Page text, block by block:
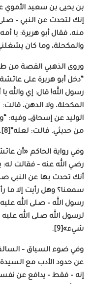
بن يحيى بن سعيد الأموي
إنك لتحدث عن النبي –
منه، فقال أبو هريرة: يا
والمكحلة، وما كان
وروى الذهبي القصة من
“دخل أبو هريرة على
رسول الله! قال: إي والله
المكحلة، ولا الدهن،
الوليد عن إسحاق، وفيه:
من حديثي. قالت: لعله”[8].
وفي رواية الحاكم «أن
رضي الله عنه – فقالت له:
أنك تحدث بها عن النبي
سمعنا؟ وهل رأيت إلا ما
رسول الله – صلى الله
لرسول الله صلى الله
شيء»[9].
وفي ضوء السياق –
عن حدود الأدب مع السيدة
إنه – فقط – يدافع عن